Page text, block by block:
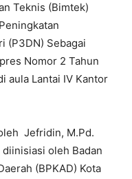
Teknis (Bimtek)
(P3DN) Sebagai
Nomor 2 Tahun
aula Lantai IV Kantor
Jefridin, M.Pd.
oleh Badan
(BPKAD) Kota